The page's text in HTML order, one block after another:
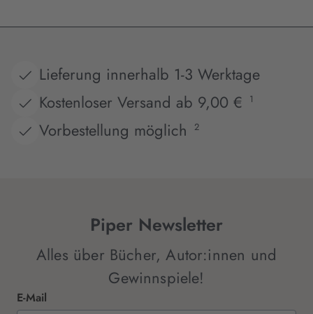
Lieferung innerhalb 1-3 Werktage
Kostenloser Versand ab 9,00 €
1
Vorbestellung möglich 2
Piper Newsletter
Alles über Bücher, Autor:innen und
Gewinnspiele!
E-Mail